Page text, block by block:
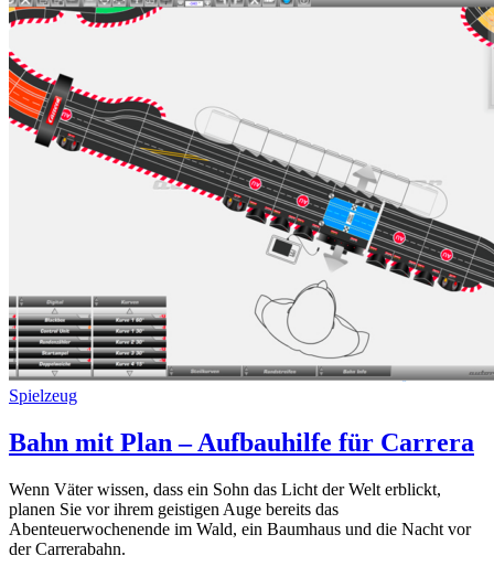
Spielzeug
Bahn mit Plan – Aufbauhilfe für Carrera
Wenn Väter wissen, dass ein Sohn das Licht der Welt erblickt,
planen Sie vor ihrem geistigen Auge bereits das
Abenteuerwochenende im Wald, ein Baumhaus und die Nacht vor
der Carrerabahn.